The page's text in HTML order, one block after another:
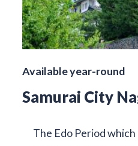
Available year-round
Samurai City
The Edo Period